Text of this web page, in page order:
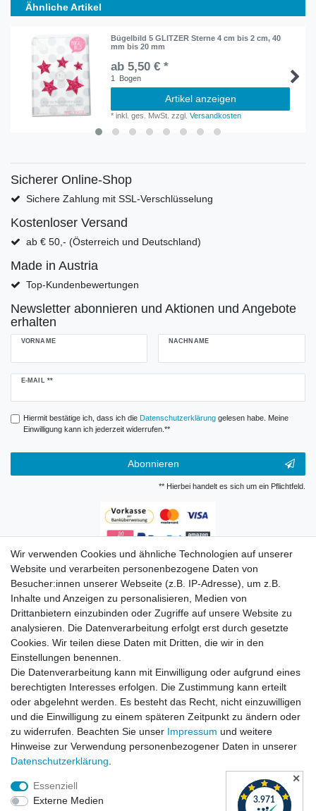
Ähnliche Artikel
Bügelbild 5 GLITZER Sterne 4 cm bis 2 cm, 40
mm bis 20 mm
ab 5,50 € *
1 Bogen
Artikel anzeigen
*inkl. ges. MwSt. zzgl.Versandkosten
Sicherer Online-Shop
Sichere Zahlung mit SSL-Verschlüsselung
Kostenloser Versand
ab € 50,- (Österreich und Deutschland)
Made in Austria
Top-Kundenbewertungen
Newsletter abonnieren und Aktionen und Angebote
erhalten
VORNAME NACHNAME
E-MAIL **
Newsletter
Hiermit bestätige ich, dass ich die Daten­schutz­erklärunggelesen habe. Meine
Einwilligung kann ich jederzeit widerrufen.**
Abonnieren
** Hierbei handelt es sich um ein Pflichtfeld.
Zahlungsarten
Versandkosten
Wir verwenden Cookies und ähnliche Technologien auf unserer
Website und verarbeiten personenbezogene Daten von
Besucher:innen unserer Webseite (z.B. IP-Adresse), um z.B.
Inhalte und Anzeigen zu personalisieren, Medien von
Drittanbietern einzubinden oder Zugriffe auf unsere Website zu
analysieren. Die Datenverarbeitung erfolgt erst durch gesetzte
Cookies. Wir teilen diese Daten mit Dritten, die wir in den
Einstellungen benennen.
Die Datenverarbeitung kann mit Einwilligung oder aufgrund eines
berechtigten Interesses erfolgen. Die Zustimmung kann erteilt
oder abgelehnt werden. Es besteht das Recht, nicht einzuwilligen
und die Einwilligung zu einem späteren Zeitpunkt zu ändern oder
zu widerrufen. Beachten Sie unser Impressum und weitere
Hinweise zur Verwendung personenbezogener Daten in unserer
Daten­schutz­erklärung
Essenziell
Externe Medien
✕